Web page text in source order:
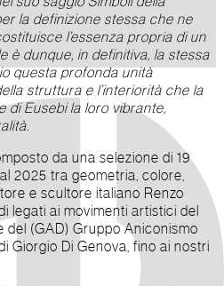
la definizione stessa che ne
l’essenza propria di un
è dunque, in definitiva, la stessa
questa profonda unità
struttura e l’interiorità che la
di Eusebi la loro vibrante,
da una selezione di 19
2025 tra geometria, colore,
e scultore italiano Renzo
legati ai movimenti artistici del
del (GAD) Gruppo Aniconismo
Giorgio Di Genova, fino ai nostri